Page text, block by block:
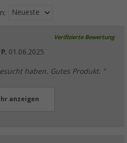
Neueste
Verifizierte Bewertung
01.06.2025
haben. Gutes Produkt. "
anzeigen